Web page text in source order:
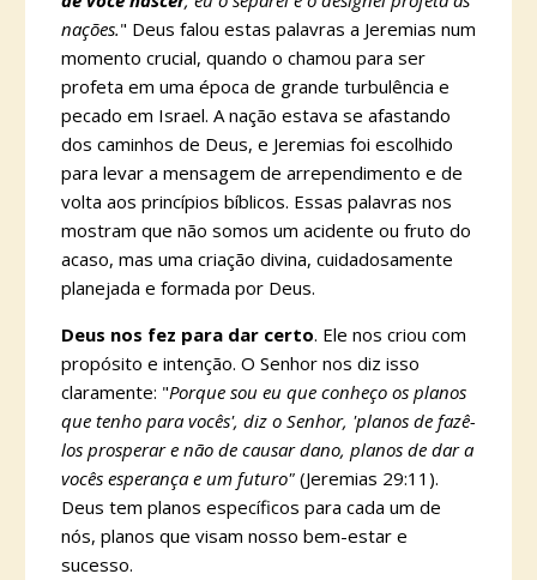
nações." Deus falou estas palavras a Jeremias num
momento crucial, quando o chamou para ser
profeta em uma época de grande turbulência e
pecado em Israel. A nação estava se afastando
dos caminhos de Deus, e Jeremias foi escolhido
para levar a mensagem de arrependimento e de
volta aos princípios bíblicos. Essas palavras nos
mostram que não somos um acidente ou fruto do
acaso, mas uma criação divina, cuidadosamente
planejada e formada por Deus.
Deus nos fez para dar certo. Ele nos criou com
propósito e intenção. O Senhor nos diz isso
claramente: "Porque sou eu que conheço os planos
que tenho para vocês', diz o Senhor, 'planos de fazê-
los prosperar e não de causar dano, planos de dar a
vocês esperança e um futuro" (Jeremias 29:11).
Deus tem planos específicos para cada um de
nós, planos que visam nosso bem-estar e
sucesso.